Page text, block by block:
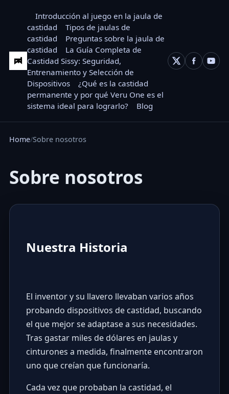
Introducción al juego en la jaula de
castidad
Tipos de jaulas de
castidad
Preguntas sobre la jaula de
castidad
La Guía Completa de
Castidad Sissy: Seguridad,
Entrenamiento y Selección de
Dispositivos
¿Qué es la castidad
permanente y por qué Veru One es el
sistema ideal para lograrlo?
Blog
Home Sobre nosotros
Sobre nosotros
Nuestra Historia
El inventor y su llavero llevaban varios años
probando dispositivos de castidad, buscando
el que mejor se adaptase a sus necesidades.
Tras gastar miles de dólares en jaulas y
cinturones a medida, finalmente encontraron
uno que creían que funcionaría.
Cada vez que probaban la castidad, el